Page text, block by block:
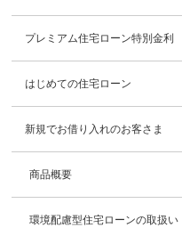
プレミアム住宅ローン特別金利
はじめての住宅ローン
新規でお借り入れのお客さま
商品概要
環境配慮型住宅ローンの取扱い